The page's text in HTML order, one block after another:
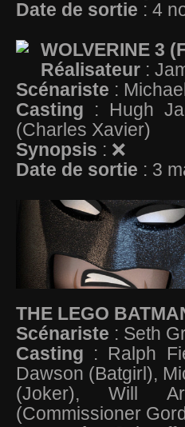
Date de sortie : 4
WOLVERINE 3
Réalisateur :
Scénariste :
Casting : Hugh
(Charles Xavier)
Synopsis : ❌
Date de sortie : 3
THE LEGO
Scénariste : Seth
Casting : Ralph
Dawson (Batgirl),
(Joker), Will
(Commissioner